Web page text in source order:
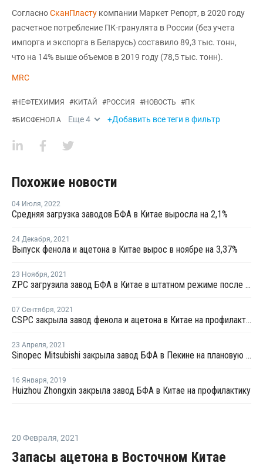
СогласноСканПласту компании Маркет Репорт, в 2020 году
расчетное потребление ПК-гранулята в России (без учета
импорта и экспорта в Беларусь) составило 89,3 тыс. тонн,
что на 14% выше объемов в 2019 году (78,5 тыс. тонн).
MRC
#НЕФТЕХИМИЯ #КИТАЙ #РОССИЯ #НОВОСТЬ #ПК
#БИСФЕНОЛ А Еще4 +Добавить все теги в фильтр
Похожие новости
04 Июля, 2022
Средняя загрузка заводов БФА в Китае выросла на 2,1%
24 Декабря, 2021
Выпуск фенола и ацетона в Китае вырос в ноябре на 3,37%
23 Ноября, 2021
ZPC загрузила завод БФА в Китае в штатном режиме после перезапуска
07 Сентября, 2021
CSPC закрыла завод фенола и ацетона в Китае на профилактику
23 Апреля, 2021
Sinopec Mitsubishi закрыла завод БФА в Пекине на плановую профилактику
16 Января, 2019
Huizhou Zhongxin закрыла завод БФА в Китае на профилактику
20 Февраля, 2021
Запасы ацетона в Восточном Китае